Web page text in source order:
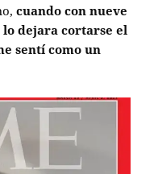
cuando con nueve
lo dejara cortarse el
sentí como un